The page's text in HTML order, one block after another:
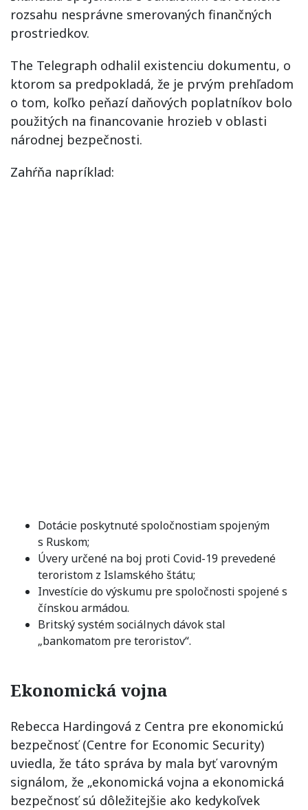
rozsahu nesprávne smerovaných finančných
prostriedkov.
The Telegraph odhalil existenciu dokumentu, o
ktorom sa predpokladá, že je prvým prehľadom
o tom, koľko peňazí daňových poplatníkov bolo
použitých na financovanie hrozieb v oblasti
národnej bezpečnosti.
Zahŕňa napríklad:
Dotácie poskytnuté spoločnostiam spojeným
s Ruskom;
Úvery určené na boj proti Covid-19 prevedené
teroristom z Islamského štátu;
Investície do výskumu pre spoločnosti spojené s
čínskou armádou.
Britský systém sociálnych dávok stal
„bankomatom pre teroristov“.
Ekonomická vojna
Rebecca Hardingová z Centra pre ekonomickú
bezpečnosť (Centre for Economic Security)
uviedla, že táto správa by mala byť varovným
signálom, že „ekonomická vojna a ekonomická
bezpečnosť sú dôležitejšie ako kedykoľvek